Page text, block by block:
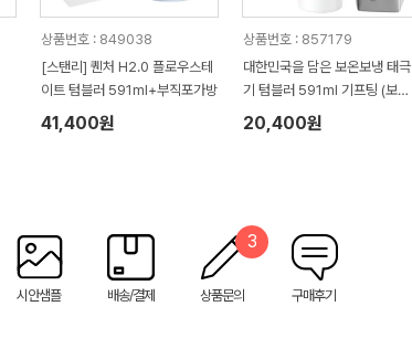
상품번호 : 849038
[스탠리] 퀜처 H2.0 플로우스테
이트 텀블러 591ml+부직포가방
41,400원
상품번호 : 857179
대한민국을 담은 보온보냉 태극
기 텀블러 591ml 기프팅 (보자
기 포장)
20,400원
시안샘플 배송/결제 상품문의
3
구매후기